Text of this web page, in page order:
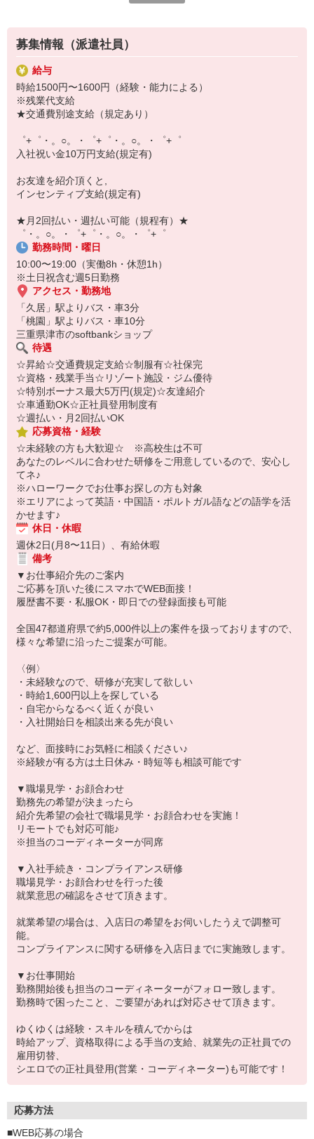
事務、経理、データ入力、コールセンター、受付
▼工場・製造・軽作業系
機械/食品製造・梱包・仕分け・加工・組立・検査
▼美容系
眉毛サロンのアイブロウ・ネイリスト・エステ
▼営業・販売
法人営業・アパレル販売・個別指導塾・人材紹介
▼人気案件も多数♪
短期・期間限定・オープニング・官公庁案件
上場/優良/大手企業など
【スマホ面接実施中】
￣￣￣￣￣￣￣￣￣
自宅に居ながらスマホでカンタン面接OK！
オンライン面談なのでスピード対応。
即日登録もOK♪
気になった方はお気軽にご相談ください！
満足度◎
■携帯やインターネット販売業務
docomo(ドコモ)/au(エーユー)・KDDI/softbank(ソフトバンク)など
の大手キャリアから
ワイモバイル(Y!mobille)、楽天モバイル、UQなど格安スマホまで幅
広く紹介可能♪
募集情報（派遣社員）
給与
時給1500円〜1600円（経験・能力による）
※残業代支給
★交通費別途支給（規定あり）
゜+゜・。○。・゜+゜・。○。・゜+゜
入社祝い金10万円支給(規定有)
お友達を紹介頂くと,
インセンティブ支給(規定有)
★月2回払い・週払い可能（規程有）★
゜・。○。・゜+゜・。○。・゜+゜
勤務時間・曜日
10:00〜19:00（実働8h・休憩1h）
※土日祝含む週5日勤務
アクセス・勤務地
「久居」駅よりバス・車3分
「桃園」駅よりバス・車10分
三重県津市のsoftbankショップ
待遇
☆昇給☆交通費規定支給☆制服有☆社保完
☆資格・残業手当☆リゾート施設・ジム優待
☆特別ボーナス最大5万円(規定)☆友達紹介
☆車通勤OK☆正社員登用制度有
☆週払い・月2回払いOK
応募資格・経験
☆未経験の方も大歓迎☆ ※高校生は不可
あなたのレベルに合わせた研修をご用意しているので、安心し
てネ♪
※ハローワークでお仕事お探しの方も対象
※エリアによって英語・中国語・ポルトガル語などの語学を活
かせます♪
休日・休暇
週休2日(月8〜11日）、有給休暇
備考
▼お仕事紹介先のご案内
ご応募を頂いた後にスマホでWEB面接！
履歴書不要・私服OK・即日での登録面接も可能
全国47都道府県で約5,000件以上の案件を扱っておりますので、
様々な希望に沿ったご提案が可能。
〈例〉
・未経験なので、研修が充実して欲しい
・時給1,600円以上を探している
・自宅からなるべく近くが良い
・入社開始日を相談出来る先が良い
など、面接時にお気軽に相談ください♪
※経験が有る方は土日休み・時短等も相談可能です
▼職場見学・お顔合わせ
勤務先の希望が決まったら
紹介先希望の会社で職場見学・お顔合わせを実施！
リモートでも対応可能♪
※担当のコーディネーターが同席
▼入社手続き・コンプライアンス研修
職場見学・お顔合わせを行った後
就業意思の確認をさせて頂きます。
就業希望の場合は、入店日の希望をお伺いしたうえで調整可
能。
コンプライアンスに関する研修を入店日までに実施致します。
▼お仕事開始
勤務開始後も担当のコーディネーターがフォロー致します。
勤務時で困ったこと、ご要望があれば対応させて頂きます。
ゆくゆくは経験・スキルを積んでからは
時給アップ、資格取得による手当の支給、就業先の正社員での
雇用切替、
シエロでの正社員登用(営業・コーディネーター)も可能です！
応募方法
■WEB応募の場合